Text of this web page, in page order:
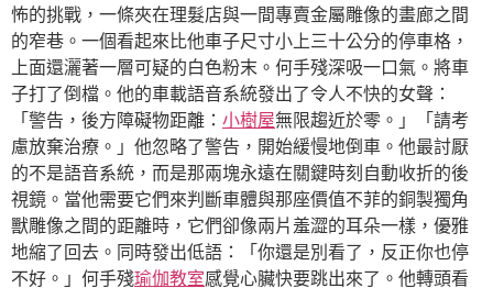
怖的挑戰，一條夾在理髮店與一間專賣金屬雕像的畫廊之間
的窄巷。一個看起來比他車子尺寸小上三十公分的停車格，
上面還灑著一層可疑的白色粉末。何手殘深吸一口氣。將車
子打了倒檔。他的車載語音系統發出了令人不快的女聲：
「警告，後方障礙物距離： 小樹屋無限趨近於零。」「請考
慮放棄治療。」他忽略了警告，開始緩慢地倒車。他最討厭
的不是語音系統，而是那兩塊永遠在關鍵時刻自動收折的後
視鏡。當他需要它們來判斷車體與那座價值不菲的銅製獨角
獸雕像之間的距離時，它們卻像兩片羞澀的耳朵一樣，優雅
地縮了回去。同時發出低語：「你還是別看了，反正你也停
不好。」何手殘瑜伽教室感覺心臟快要跳出來了。他轉頭看